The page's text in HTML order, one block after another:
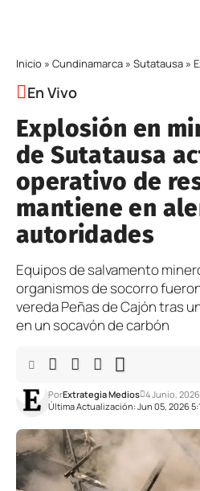
Inicio » Cundinamarca » Sutatausa »
En Vivo
Explosión en
de Sutatausa
operativo de
mantiene en
autoridades
Equipos de salvamento
organismos de socorro
vereda Peñas de Cajón tras
en un socavón de carbón
Última Actualización: Jun 05, 2026
PorExtrategia Medios 4 Junio, 2026